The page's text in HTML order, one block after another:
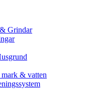
Grindar
& vatten